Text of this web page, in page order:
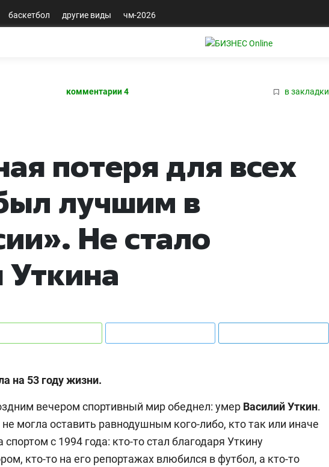
баскетбол другие виды чм-2026
комментарии 4 в закладки
потеря для всех
лучшим в
Не стало
Уткина
на 53 году жизни.
вечером спортивный мир обеднел: умер ВасилийУткин.
не могла оставить равнодушным кого-либо, кто так или иначе
с 1994 года: кто-то стал благодаря Уткину
кто-то на его репортажах влюбился в футбол, а кто-то